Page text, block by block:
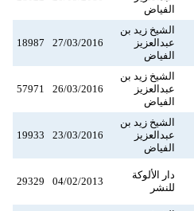
الفياض
الشيخ زيد بن
عبدالعزيز
الفياض
27/03/2016
18987
الشيخ زيد بن
عبدالعزيز
الفياض
26/03/2016
57971
الشيخ زيد بن
عبدالعزيز
الفياض
23/03/2016
19933
دار الألوكة
للنشر
04/02/2013
29329